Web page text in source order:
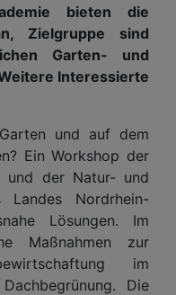
bieten die
Zielgruppe sind
Garten- und
Interessierte
und auf dem
Ein Workshop der
und der Natur- und
Landes Nordrhein-
Lösungen. Im
Maßnahmen zur
im
Die